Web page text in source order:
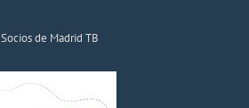
Socios de Madrid TB